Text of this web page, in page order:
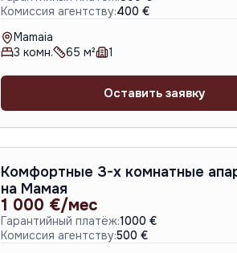
Комиссия агентству:400 €
Mamaia
3 комн. 65 м² 1
Оставить заявку
Комфортные 3-х комнатные
на Мамая
1 000 €/мес
Гарантийный платёж:1000 €
Комиссия агентству:500 €